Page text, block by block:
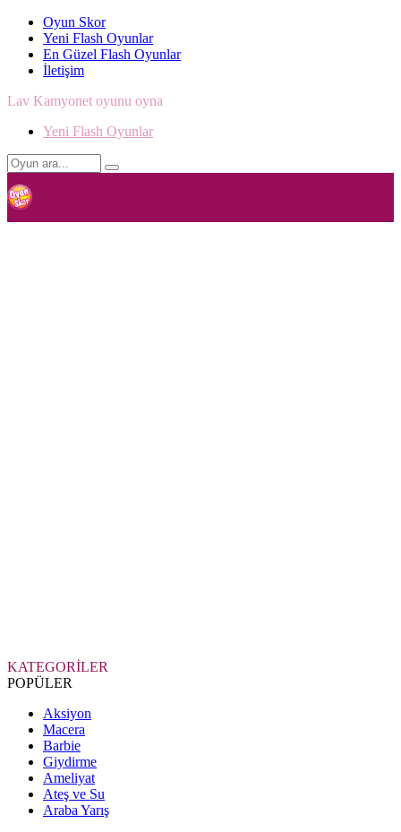
Oyun Skor
Yeni Flash Oyunlar
En Güzel Flash Oyunlar
İletişim
Lav Kamyonet oyunu oyna
Yeni Flash Oyunlar
KATEGORİLER
POPÜLER
Aksiyon
Macera
Barbie
Giydirme
Ameliyat
Ateş ve Su
Araba Yarış